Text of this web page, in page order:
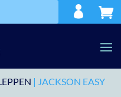
| JACKSON EASY